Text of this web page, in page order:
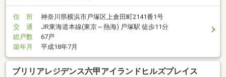
住 所
神奈川県横浜市戸塚区上倉田町2141番1号
交 通
JR東海道本線(東京～熱海) 戸塚駅 徒歩11分
総戸数
67戸
築年月
平成18年7月
ブリリアレジデンス六甲アイランドヒルズプレイス